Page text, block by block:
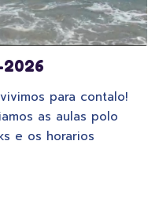
2026
para contalo!
as aulas polo
e os horarios